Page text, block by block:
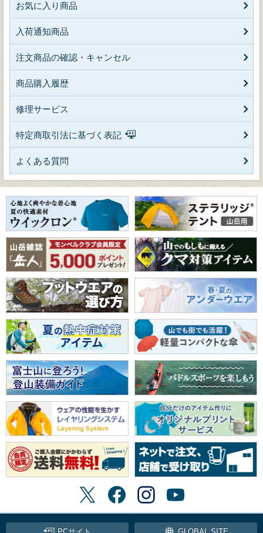
お気に入り商品
入荷通知商品
注文商品の確認・キャンセル
商品購入履歴
修理サービス
特定商取引法に基づく表記
よくある質問